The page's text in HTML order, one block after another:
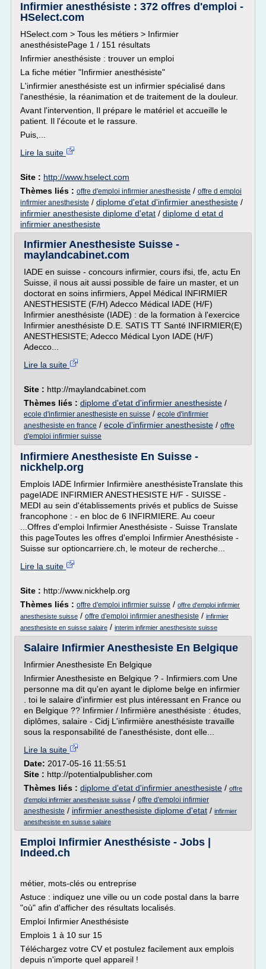
Infirmier anesthésiste : 372 offres d'emploi -
HSelect.com
HSelect.com > Tous les métiers > Infirmier
anesthésistePage 1 / 151 résultats
Infirmier anesthésiste : trouver un emploi
La fiche métier "Infirmier anesthésiste"
L'infirmier anesthésiste est un infirmier spécialisé dans
l'anesthésie, la réanimation et de traitement de la douleur.
Avant l'intervention, Il prépare le matériel et accueille le
patient. Il l'écoute et le rassure.
Puis,...
Lire la suite
Site : http://www.hselect.com
Thèmes liés : offre d'emploi infirmier anesthesiste / offre d emploi
infirmier anesthesiste / diplome d'etat d'infirmier anesthesiste /
infirmier anesthesiste diplome d'etat / diplome d etat d
infirmier anesthesiste
Infirmier Anesthesiste Suisse -
maylandcabinet.com
IADE en suisse - concours infirmier, cours ifsi, tfe, actu En
Suisse, il nous ait aussi possible de faire un master, et un
doctorat en soins infirmiers, Appel Médical INFIRMIER
ANESTHESISTE (F/H) Adecco Médical IADE (H/F)
Infirmier anesthésiste (IADE) : de la formation à l'exercice
Infirmier anesthésiste D.E. SATIS TT Santé INFIRMIER(E)
ANESTHESISTE; Adecco Médical Lyon IADE (H/F)
Adecco...
Lire la suite
Site : http://maylandcabinet.com
Thèmes liés : diplome d'etat d'infirmier anesthesiste /
ecole d'infirmier anesthesiste en suisse / ecole d'infirmier
anesthesiste en france / ecole d'infirmier anesthesiste / offre
d'emploi infirmier suisse
Infirmiere Anesthesiste En Suisse -
nickhelp.org
Emplois IADE Infirmier Infirmière anesthésisteTranslate this
pageIADE INFIRMIER ANESTHESISTE H/F - SUISSE -
MEDI au sein d'établissements privés et publics de Suisse
francophone : - en bloc de 6 INFIRMIERE. Au coeur
...Offres d'emploi Infirmier Anesthésiste - Suisse Translate
this pageToutes les offres d'emploi Infirmier Anesthésiste -
Suisse sur optioncarriere.ch, le moteur de recherche...
Lire la suite
Site : http://www.nickhelp.org
Thèmes liés : offre d'emploi infirmier suisse / offre d'emploi infirmier
anesthesiste suisse / offre d'emploi infirmier anesthesiste / infirmier
anesthesiste en suisse salaire / interim infirmier anesthesiste suisse
Salaire Infirmier Anesthesiste En Belgique
Infirmier Anesthesiste En Belgique
Infirmier Anesthesiste en Belgique ? - Infirmiers.com Une
personne ma dit qu'en ayant le diplome belge en infirmier
. toi le salaire d'infirmier est plus intéressant en France ou
en Belgique ?? Infirmier / Infirmière anesthésiste : études,
diplômes, salaire - Cidj L'infirmière anesthésiste travaille
sous la responsabilité de l'anesthésiste, dont elle...
Lire la suite
Date: 2017-05-16 11:55:51
Site : http://potentialpublisher.com
Thèmes liés : diplome d'etat d'infirmier anesthesiste / offre
d'emploi infirmier anesthesiste suisse / offre d'emploi infirmier
anesthesiste / infirmier anesthesiste diplome d'etat / infirmier
anesthesiste en suisse salaire
Emploi Infirmier Anesthésiste - Jobs |
Indeed.ch
métier, mots-clés ou entreprise
Astuce : indiquez une ville ou un code postal dans la barre
"où" afin d'afficher des résultats localisés.
Emploi Infirmier Anesthésiste
Emplois 1 à 10 sur 15
Téléchargez votre CV et postulez facilement aux emplois
depuis n'importe quel appareil !